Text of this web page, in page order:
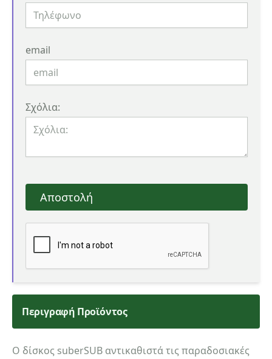
email
Σχόλια:
Αποστολή
Περιγραφή Προϊόντος
Ο δίσκος suberSUB αντικαθιστά τις παραδοσιακές